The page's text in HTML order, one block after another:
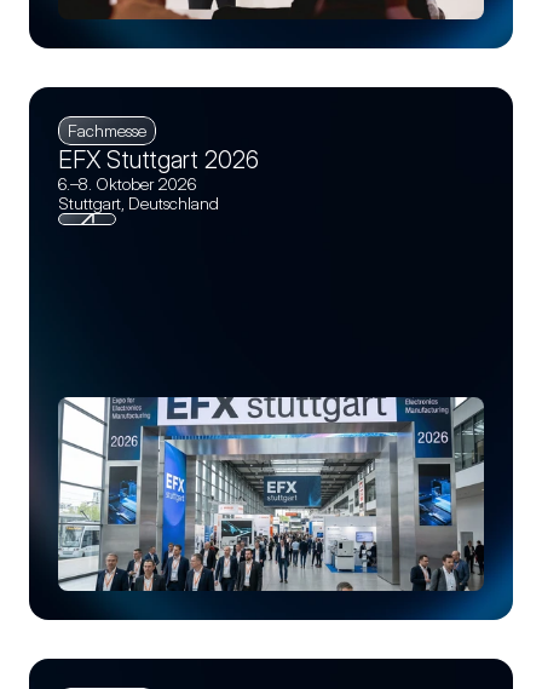
Fachmesse
EFX Stuttgart 2026
6.–8. Oktober 2026
Stuttgart, Deutschland